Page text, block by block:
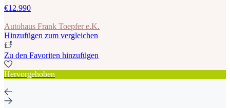
€12.990
Autohaus Frank Toepfer e.K.
Hinzufügen zum vergleichen
Zu den Favoriten hinzufügen
Hervorgehoben